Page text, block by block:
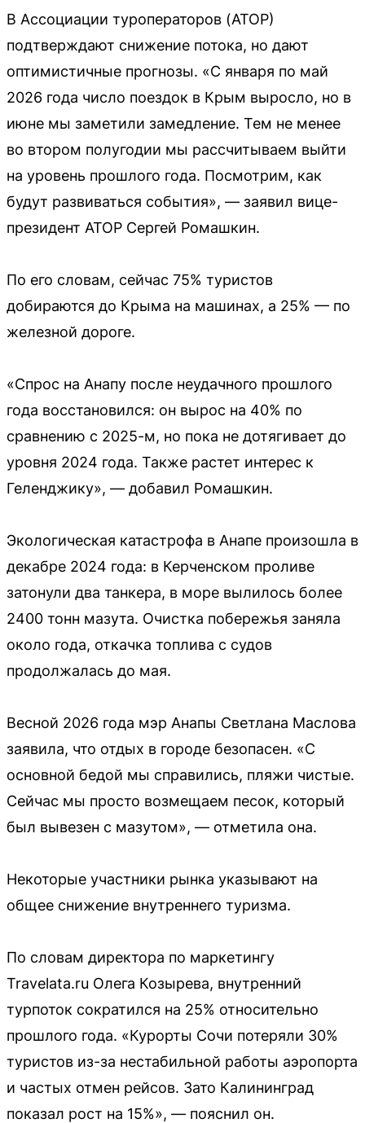
В Ассоциации туроператоров (АТОР)
подтверждают снижение потока, но дают
оптимистичные прогнозы. «С января по май
2026 года число поездок в Крым выросло, но в
июне мы заметили замедление. Тем не менее
во втором полугодии мы рассчитываем выйти
на уровень прошлого года. Посмотрим, как
будут развиваться события», — заявил вице-
президент АТОР Сергей Ромашкин.
По его словам, сейчас 75% туристов
добираются до Крыма на машинах, а 25% — по
железной дороге.
«Спрос на Анапу после неудачного прошлого
года восстановился: он вырос на 40% по
сравнению с 2025-м, но пока не дотягивает до
уровня 2024 года. Также растет интерес к
Геленджику», — добавил Ромашкин.
Экологическая катастрофа в Анапе произошла в
декабре 2024 года: в Керченском проливе
затонули два танкера, в море вылилось более
2400 тонн мазута. Очистка побережья заняла
около года, откачка топлива с судов
продолжалась до мая.
Весной 2026 года мэр Анапы Светлана Маслова
заявила, что отдых в городе безопасен. «С
основной бедой мы справились, пляжи чистые.
Сейчас мы просто возмещаем песок, который
был вывезен с мазутом», — отметила она.
Некоторые участники рынка указывают на
общее снижение внутреннего туризма.
По словам директора по маркетингу
Travelata.ru Олега Козырева, внутренний
турпоток сократился на 25% относительно
прошлого года. «Курорты Сочи потеряли 30%
туристов из-за нестабильной работы аэропорта
и частых отмен рейсов. Зато Калининград
показал рост на 15%», — пояснил он.